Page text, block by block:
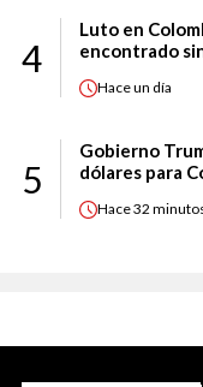
4
Luto en
encontrado
Haceun día
5
Gobierno
dólares para
Hace32